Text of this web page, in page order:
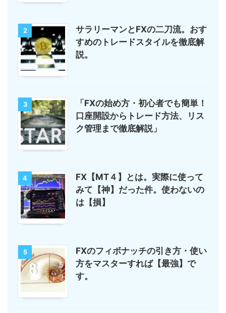
2
サラリーマンとFXの二刀流。おす
すめのトレードスタイルを徹底解
説。
3
「FXの始め方・初心者でも簡単！
口座開設からトレード方法、リス
ク管理まで徹底解説」
4
FX【MT４】とは。実際に使って
みて【神】だった件。使わないの
は【損】
5
FXのフィボナッチの引き方・使い
方をマスターすれば【最強】で
す。